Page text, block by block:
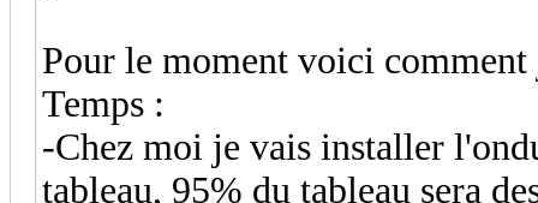
Pour le moment voici
Temps :
-Chez moi je vais installer
tableau, 95% du tableau sera